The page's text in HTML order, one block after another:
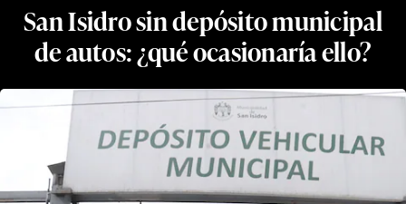
San Isidro sin depósito municipal
de autos: ¿qué ocasionaría ello?